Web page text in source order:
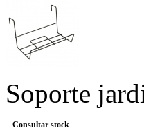
Soporte
Consultar stock